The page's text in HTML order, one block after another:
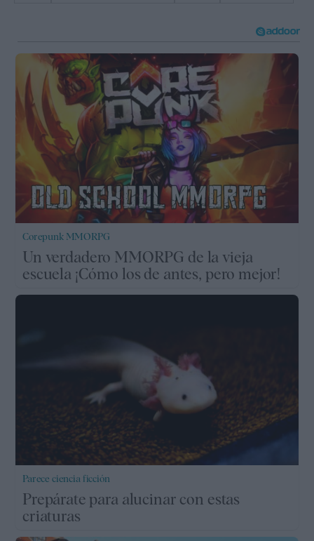
Corepunk MMORPG
Un verdadero MMORPG de la vieja
escuela ¡Cómo los de antes, pero mejor!
Parece ciencia ficción
Prepárate para alucinar con estas
criaturas